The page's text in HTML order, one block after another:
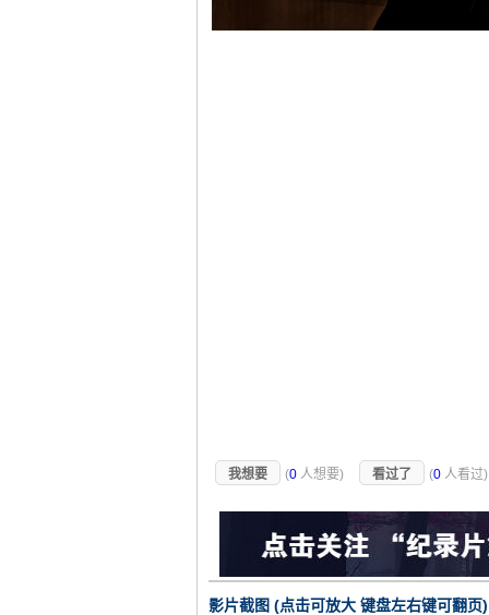
我想要 (0 人想要) 看过了 (0 人看过
影片截图 (点击可放大 键盘左右键可翻页)